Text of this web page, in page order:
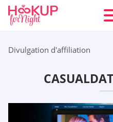
Divulgation d'affiliation